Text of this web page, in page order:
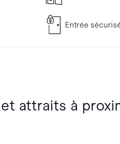
Entrée
attraits à